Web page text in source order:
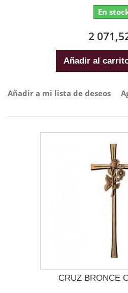
En
2
Añadir al
Añadir a mi lista de deseos
CRUZ BRONCE